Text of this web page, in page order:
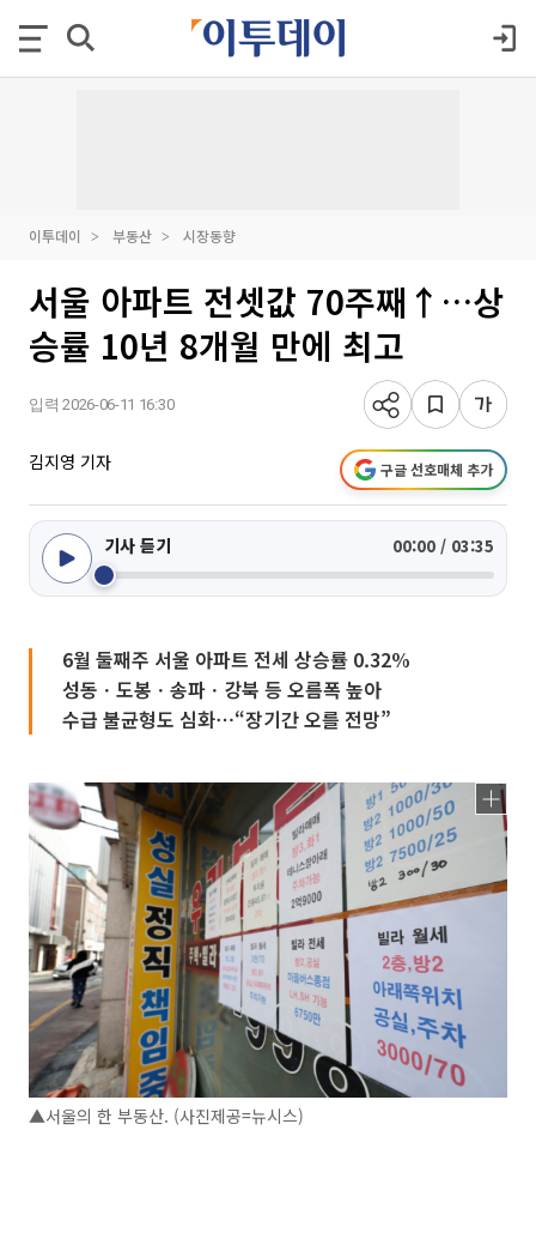
이투데이 부동산 시장동향
서울 아파트 전셋값 70주째↑…상
승률 10년 8개월 만에 최고
입력 2026-06-11 16:30
김지영 기자 구글 선호매체 추가
기사 듣기 00:00 / 03:35
6월 둘째주 서울 아파트 전세 상승률 0.32%
성동ㆍ도봉ㆍ송파ㆍ강북 등 오름폭 높아
수급 불균형도 심화⋯“장기간 오를 전망”
▲서울의 한 부동산. (사진제공=뉴시스)